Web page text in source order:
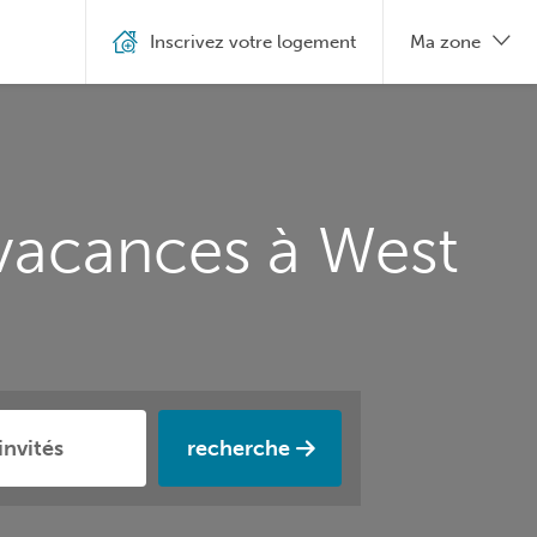
à West
recherche
Inscrivez votre logement Ma zone